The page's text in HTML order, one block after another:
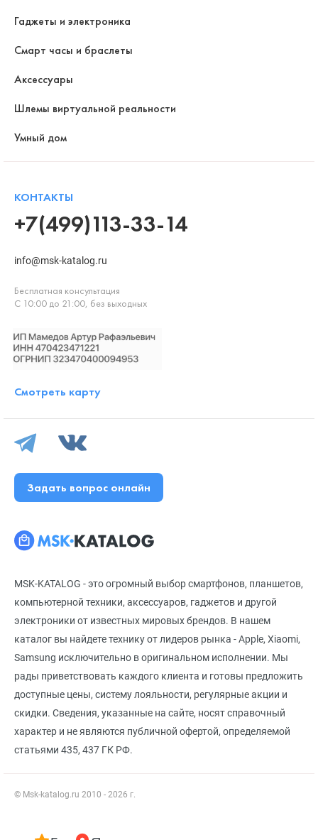
MSK-KATALOG - это огромный выбор смартфонов, планшетов,
компьютерной техники, аксессуаров, гаджетов и другой
электроники от известных мировых брендов. В нашем
каталог вы найдете технику от лидеров рынка - Apple, Xiaomi,
Samsung исключительно в оригинальном исполнении. Мы
рады приветствовать каждого клиента и готовы предложить
доступные цены, систему лояльности, регулярные акции и
скидки. Сведения, указанные на сайте, носят справочный
характер и не являются публичной офертой, определяемой
статьями 435, 437 ГК РФ.
© Msk-katalog.ru 2010 - 2026 г.
Гаджеты и электроника
Смарт часы и браслеты
Аксессуары
Шлемы виртуальной реальности
Умный дом
КОНТАКТЫ
+7(499)113-33-14
info@msk-katalog.ru
Бесплатная консультация
С 10:00 до 21:00, без выходных
Смотреть карту
Задать вопрос онлайн